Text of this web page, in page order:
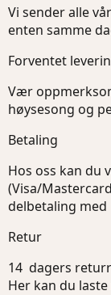
Vi sender alle
enten samme
Forventet
Vær
høysesong og
Betaling
Hos oss kan du
(Visa/
delbetaling med
Retur
14 dagers
Her kan du